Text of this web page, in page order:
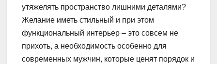
утяжелять пространство лишними деталями?
Желание иметь стильный и при этом
функциональный интерьер – это совсем не
прихоть, а необходимость особенно для
современных мужчин, которые ценят порядок и